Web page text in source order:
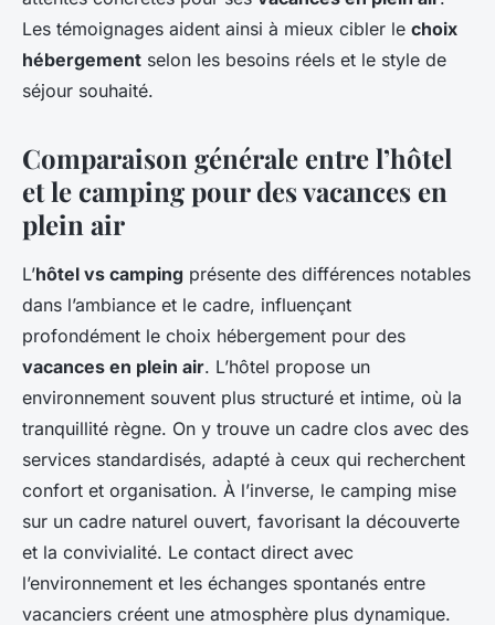
Les témoignages aident ainsi à mieux cibler le choix
hébergement selon les besoins réels et le style de
séjour souhaité.
Comparaison générale entre l’hôtel
et le camping pour des vacances en
plein air
L’hôtel vs camping présente des différences notables
dans l’ambiance et le cadre, influençant
profondément le choix hébergement pour des
vacances en plein air. L’hôtel propose un
environnement souvent plus structuré et intime, où la
tranquillité règne. On y trouve un cadre clos avec des
services standardisés, adapté à ceux qui recherchent
confort et organisation. À l’inverse, le camping mise
sur un cadre naturel ouvert, favorisant la découverte
et la convivialité. Le contact direct avec
l’environnement et les échanges spontanés entre
vacanciers créent une atmosphère plus dynamique.